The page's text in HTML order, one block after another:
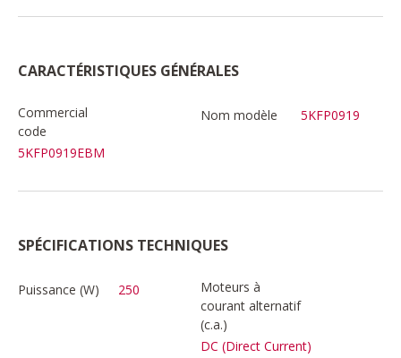
CARACTÉRISTIQUES GÉNÉRALES
Commercial
code
5KFP0919EBM
Nom modèle 5KFP0919
SPÉCIFICATIONS TECHNIQUES
Puissance (W) 250
Moteurs à
courant alternatif
(c.a.)
DC (Direct Current)